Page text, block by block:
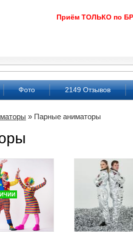
Приём ТОЛЬКО по
Фото 2149 Отзывов
» Парные аниматоры